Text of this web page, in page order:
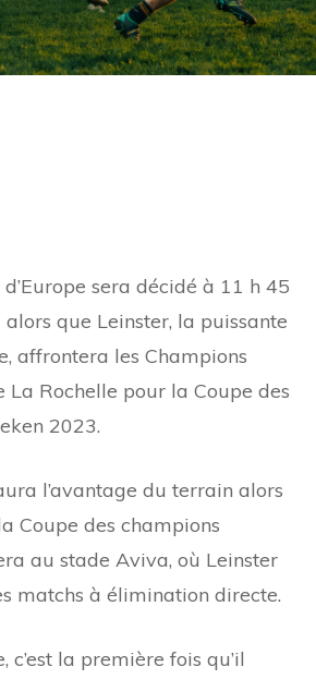
sera décidé à 11 h 45
alors que Leinster, la puissante
affrontera les Champions
La Rochelle pour la Coupe des
2023.
l’avantage du terrain alors
Coupe des champions
au stade Aviva, où Leinster
matchs à élimination directe.
c’est la première fois qu’il